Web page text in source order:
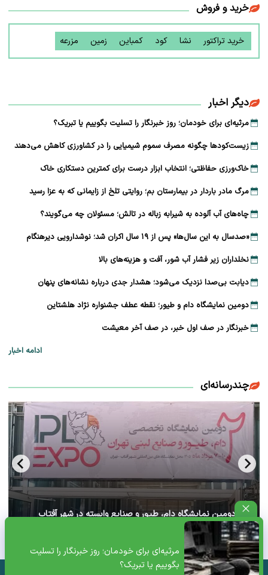
مرثیه‌ای برای خودمان؛ روز خبرنگار را تسلیت
بگوییم یا تبریک؟
خرید و فروش
خرید تراکتور نشا کود کمباین زمین مزرعه
دیگر اخبار
مرثیه‌ای برای خودمان؛ روز خبرنگار را تسلیت بگوییم یا تبریک؟
زیست‌کودها چگونه مصرف سموم شیمیایی را در کشاورزی کاهش می‌دهند
خاک‌ورزی حفاظتی؛ انتخاب ابزار درست برای کمترین دستکاری خاک
مرگ مادر باردار در بیمارستان بم؛ روایتی تلخ از زایمانی که به عزا رسید
چاه‌های آب آلوده به شیرابه زباله در تالش؛ مسئولان چه می‌گویند؟
«صدسال به این سال‌ها» پس از ۱۹ سال اکران شد؛ نوشدارویی دیرهنگام
نخلداران زیر فشار آب شور، آفت و هزینه‌های بالا
دیابت بی‌صدا نزدیک می‌شود؛ هشدار جدی درباره نشانه‌های پنهان
دومین نمایشگاه دام و طیور؛ نقطه عطف جشنواره نژاد هلشتاین
خبرنگار در صف اول خبر، در صف آخر معیشت
ادامه اخبار
چندرسانه‌ای
آغاز دومین نمایشگاه دام، طیور و صنایع وابسته در شهر آفتاب
تهران+ ویدئو